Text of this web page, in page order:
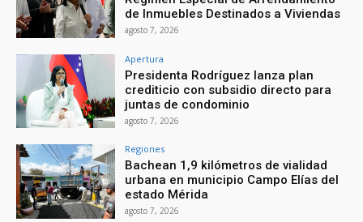
de Inmuebles Destinados a Viviendas
agosto 7, 2026
Apertura
Presidenta Rodríguez lanza plan
crediticio con subsidio directo para
juntas de condominio
agosto 7, 2026
Regiones
Bachean 1,9 kilómetros de vialidad
urbana en municipio Campo Elías del
estado Mérida
agosto 7, 2026